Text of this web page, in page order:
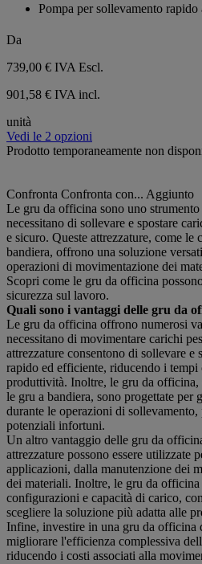
Pompa per sollevamento rapido
Da
739,00 € IVA Escl.
901,58 € IVA incl.
unità
Vedi le 2 opzioni
Prodotto temporaneamente non
Confronta Confronta con... Aggiunto
Le gru da officina sono uno strumento
necessitano di sollevare e spostare
e sicuro. Queste attrezzature, come le
bandiera, offrono una soluzione
operazioni di movimentazione dei
Scopri come le gru da officina
sicurezza sul lavoro.
Quali sono i vantaggi delle gru da
Le gru da officina offrono numerosi
necessitano di movimentare carichi
attrezzature consentono di sollevare e
rapido ed efficiente, riducendo i tempi
produttività. Inoltre, le gru da officina,
le gru a bandiera, sono progettate per
durante le operazioni di
potenziali infortuni.
Un altro vantaggio delle gru da
attrezzature possono essere utilizzate
applicazioni, dalla manutenzione dei
dei materiali. Inoltre, le gru da
configurazioni e capacità di carico,
scegliere la soluzione più adatta alle
Infine, investire in una gru da officina
migliorare l'efficienza complessiva
riducendo i costi associati alla